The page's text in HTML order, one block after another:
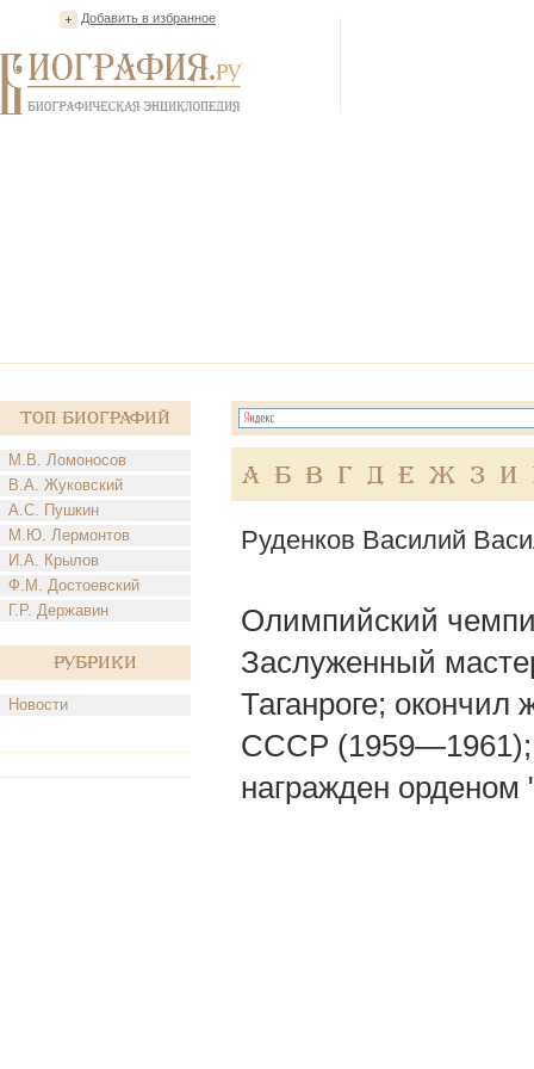
Добавить в избранное
Топ Биографий
М.В. Ломоносов
В.А. Жуковский
А.С. Пушкин
М.Ю. Лермонтов
И.А. Крылов
Ф.М. Достоевский
Г.Р. Державин
Рубрики
Новости
А Б В Г Д Е Ж З И
Руденков Василий
Олимпийский
Заслуженный
Таганроге;
СССР (1959—1961);
награжден орденом